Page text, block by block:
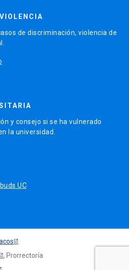
de discriminación, violencia de
y consejo si se ha vulnerado
la universidad.
UC
, Prorrectoría